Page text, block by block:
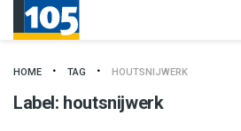
HOME TAG HOUTSNIJWERK
Label: houtsnijwerk